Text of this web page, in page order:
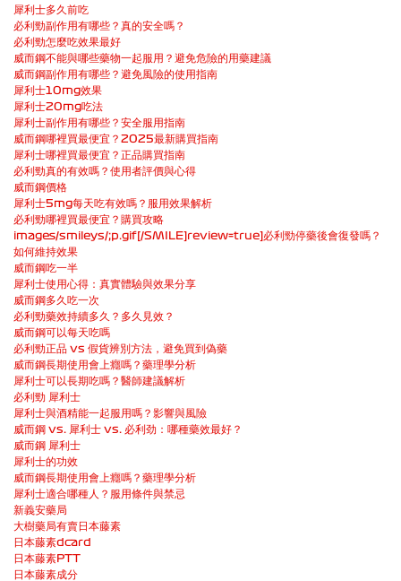
犀利士多久前吃
必利勁副作用有哪些？真的安全嗎？
必利勁怎麼吃效果最好
威而鋼不能與哪些藥物一起服用？避免危險的用藥建議
威而鋼副作用有哪些？避免風險的使用指南
犀利士10mg效果
犀利士20mg吃法
犀利士副作用有哪些？安全服用指南
威而鋼哪裡買最便宜？2025最新購買指南
犀利士哪裡買最便宜？正品購買指南
必利勁真的有效嗎？使用者評價與心得
威而鋼價格
犀利士5mg每天吃有效嗎？服用效果解析
必利勁哪裡買最便宜？購買攻略
images/smileys/;p.gif[/SMILE]review=true]必利勁停藥後會復發嗎？
如何維持效果
威而鋼吃一半
犀利士使用心得：真實體驗與效果分享
威而鋼多久吃一次
必利勁藥效持續多久？多久見效？
威而鋼可以每天吃嗎
必利勁正品 vs 假貨辨別方法，避免買到偽藥
威而鋼長期使用會上癮嗎？藥理學分析
犀利士可以長期吃嗎？醫師建議解析
必利勁 犀利士
犀利士與酒精能一起服用嗎？影響與風險
威而鋼 vs. 犀利士 vs. 必利劲：哪種藥效最好？
威而鋼 犀利士
犀利士的功效
威而鋼長期使用會上癮嗎？藥理學分析
犀利士適合哪種人？服用條件與禁忌
新義安藥局
大樹藥局有賣日本藤素
日本藤素dcard
日本藤素PTT
日本藤素成分